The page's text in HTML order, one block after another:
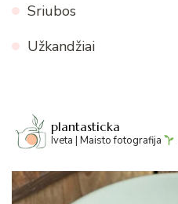
Sriubos
Užkandžiai
plantasticka
Iveta | Maisto fotografija